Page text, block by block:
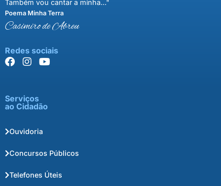
Também vou cantar a minha..."
Poema Minha Terra
Casimiro de Abreu
Redes sociais
Serviços
ao Cidadão
Ouvidoria
Concursos Públicos
Telefones Úteis